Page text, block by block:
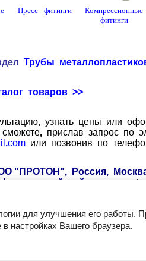
Пресс - фитинги
Компрессионные
фитинги
Трубы
товаров >>
, узнать цены или
, прислав запрос по
.com или позвонив по
"ПРОТОН", Россия,
сайт:
для улучшения его
настройках Вашего браузера.